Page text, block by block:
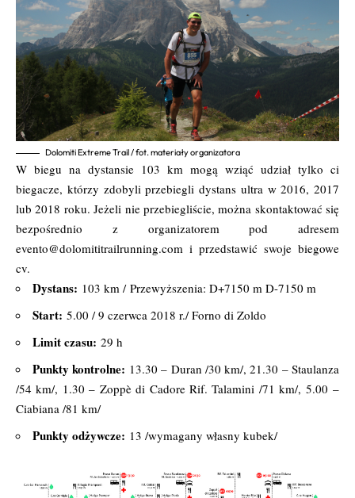
Dolomiti Extreme Trail / fot. materiały organizatora
W biegu na dystansie 103 km mogą wziąć udział tylko ci
biegacze, którzy zdobyli przebiegli dystans ultra w 2016, 2017
lub 2018 roku. Jeżeli nie przebiegliście, można skontaktować się
bezpośrednio z organizatorem pod adresem
evento@dolomititrailrunning.com i przedstawić swoje biegowe
cv.
Dystans: 103 km / Przewyższenia: D+7150 m D-7150 m
Start: 5.00 / 9 czerwca 2018 r./ Forno di Zoldo
Limit czasu: 29 h
Punkty kontrolne: 13.30 – Duran /30 km/, 21.30 – Staulanza
/54 km/, 1.30 – Zoppè di Cadore Rif. Talamini /71 km/, 5.00 –
Ciabiana /81 km/
Punkty odżywcze: 13 /wymagany własny kubek/